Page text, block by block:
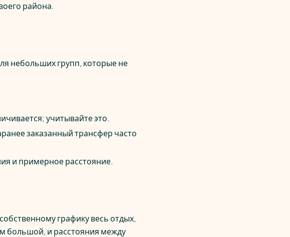
района.
небольших групп, которые не
учитывайте это.
заказанный трансфер часто
и примерное расстояние.
графику весь отдых,
большой, и расстояния между